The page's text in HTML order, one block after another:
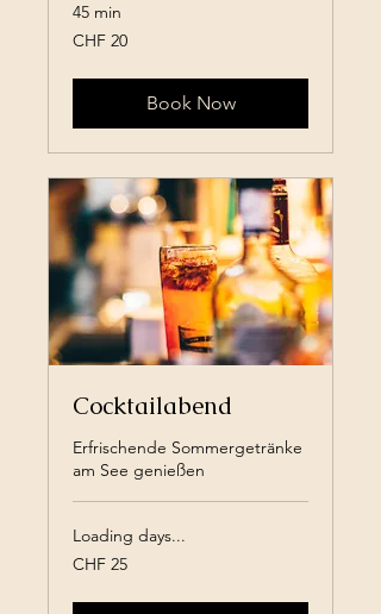
45 min
20
Swiss
CHF 20
Book Now
Cocktailabend
Erfrischende Sommergetränke
am See genießen
Loading days...
25
Swiss
CHF 25